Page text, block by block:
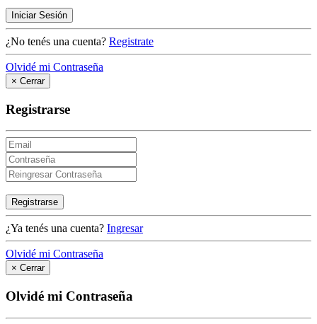
Iniciar Sesión
¿No tenés una cuenta? Registrate
Olvidé mi Contraseña
× Cerrar
Registrarse
Registrarse
¿Ya tenés una cuenta? Ingresar
Olvidé mi Contraseña
× Cerrar
Olvidé mi Contraseña